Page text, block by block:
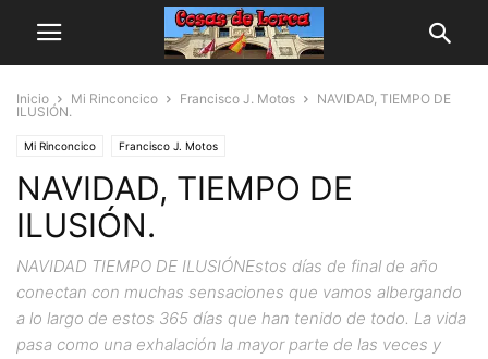
Inicio Mi Rinconcico Francisco J. Motos
NAVIDAD, TIEMPO DE
ILUSIÓN.
Mi Rinconcico Francisco J. Motos
NAVIDAD, TIEMPO DE
ILUSIÓN.
NAVIDAD TIEMPO DE ILUSIÓNEstos días de final de año
conectan con muchas sensaciones que vamos albergando
a lo largo de estos 365 días que han tenido de todo. La vida
pasa como una exhalación la mayor parte de las veces y